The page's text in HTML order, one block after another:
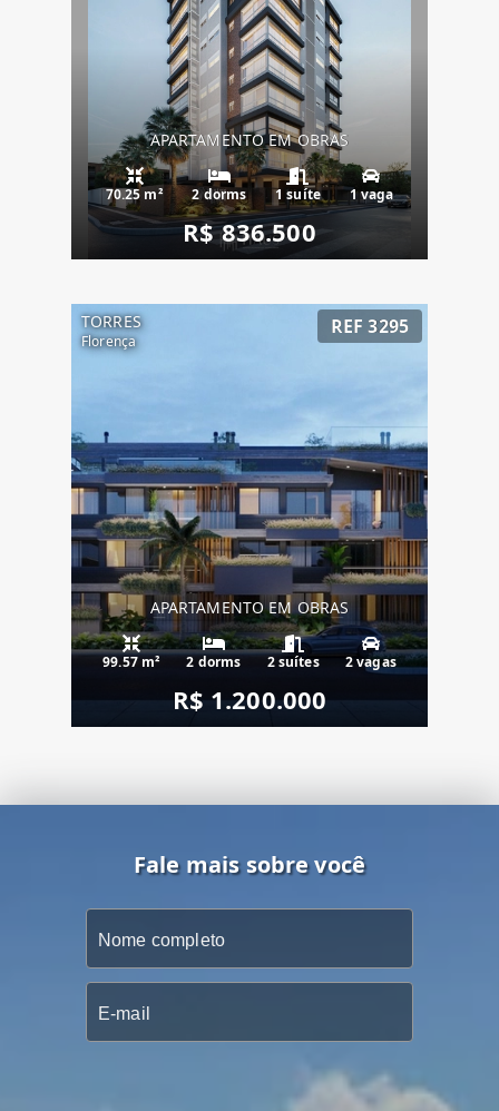
APARTAMENTO EM OBRAS
70.25 m² 2 dorms 1 suíte 1 vaga
R$ 836.500
TORRES
Florença
REF 3295
APARTAMENTO EM OBRAS
99.57 m² 2 dorms 2 suítes 2 vagas
R$ 1.200.000
Fale mais sobre você